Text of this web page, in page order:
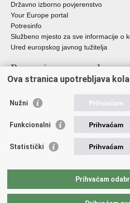
Državno izborno povjerenstvo
Your Europe portal
Potresinfo
Službeno mjesto za sve informacije o
Ured europskog javnog tužitelja
Poveznice pravosudnog
Državno odvjetništvo
Ured za suzbijanje korupcije i
Državnoodvjetničko vijeće
Hrvatska odvjetnička komora
Europski pravosudni portal
Ova stranica upotrebljava
Nužni Prihvaćam
Funkcionalni Prihvaćam
Statistički Prihvaćam
Prihvaćam